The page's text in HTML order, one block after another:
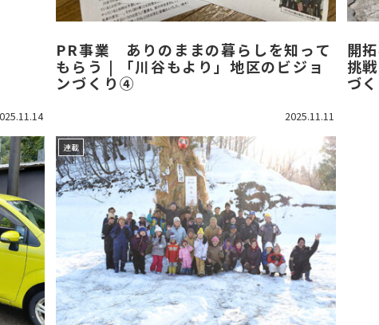
PR事業 ありのままの暮らしを知って
もらう | 「川谷もより」地区のビジョ
ンづくり④
2025.11.11
開
挑
づ
連載